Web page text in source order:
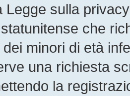
Legge sulla
che
minori di età
una richiesta
la